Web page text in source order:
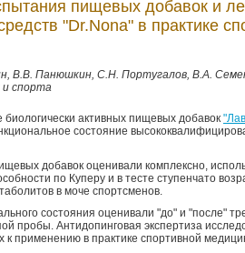
пищевых добавок и
"Dr.Nona" в практике
В.В. Панюшкин, С.Н. Португалов, В.А.
и спорта
биологически активных пищевых добавок
состояние
добавок оценивали комплексно,
по Куперу и в тесте ступенчато
в моче спортсменов.
состояния оценивали "до" и "после"
пробы. Антидопинговая экспертиза
применению в практике спортивной